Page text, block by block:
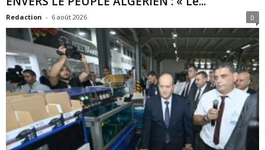
Redaction - 6 août 2026 0